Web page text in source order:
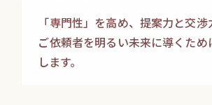
「専門性」を高め、提案力と交渉
ご依頼者を明るい未来に導くため
します。